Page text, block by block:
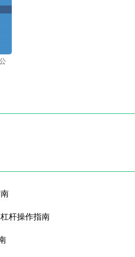
杆操作指南